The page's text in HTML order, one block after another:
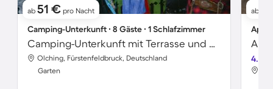
ab 51 € pro Nacht
Camping-Unterkunft ∙ 8 Gäste ∙ 1 Schlafzimmer
Camping-Unterkunft mit Terrasse und Garten
Olching, Fürstenfeldbruck, Deutschland
Garten
ab
4.5